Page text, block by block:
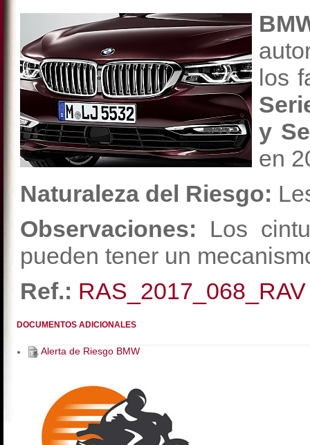
los
y
en
Naturaleza del Riesgo:
Observaciones: Los
pueden tener un
Ref.: RAS_2017_068_RAV
DOCUMENTOS ADICIONALES
Alerta de Riesgo BMW